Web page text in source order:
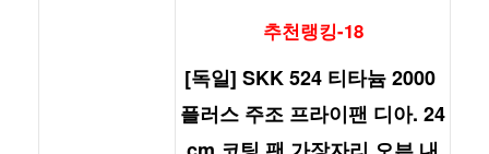
추천랭킹-18
[독일] SKK 524 티타늄 2000
플러스 주조 프라이팬 디아. 24